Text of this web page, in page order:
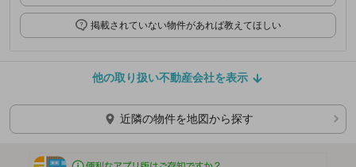
掲載されていない物件があれば教えてほしい
他の取り扱い不動産会社を表示
近隣の物件を地図から探す